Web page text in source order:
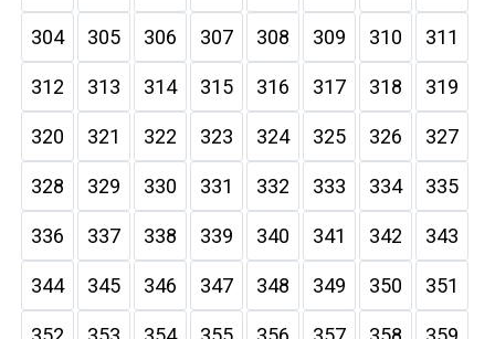
304 305 306 307 308 309 310 311
312 313 314 315 316 317 318 319
320 321 322 323 324 325 326 327
328 329 330 331 332 333 334 335
336 337 338 339 340 341 342 343
344 345 346 347 348 349 350 351